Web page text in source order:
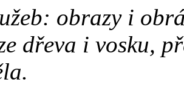
obrazy i
dřeva i vosku,